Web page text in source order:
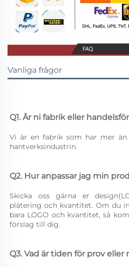
Vanliga frågor
Q1. Är ni fabrik eller
Vi är en fabrik som har mer
hantverksindustrin.
Q2. Hur anpassar jag min
Skicka oss gärna er
plätering och kvantitet. Om du
bara LOGO och kvantitet, så
förslag till dig.
Q3. Vad är tiden för prov